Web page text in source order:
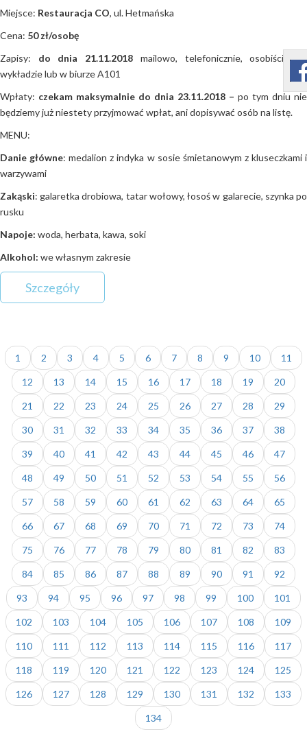
Miejsce: Restauracja CO, ul. Hetmańska
Cena: 50 zł/osobę
Zapisy: do dnia 21.11.2018 mailowo, telefonicznie, osobiście na
wykładzie lub w biurze A101
Wpłaty: czekam maksymalnie do dnia 23.11.2018 – po tym dniu nie
będziemy już niestety przyjmować wpłat, ani dopisywać osób na listę.
MENU:
Danie główne: medalion z indyka w sosie śmietanowym z kluseczkami i
warzywami
Zakąski: galaretka drobiowa, tatar wołowy, łosoś w galarecie, szynka po
rusku
Napoje: woda, herbata, kawa, soki
Alkohol: we własnym zakresie
Szczegóły
1 2 3 4 5 6 7 8 9 10 11
12 13 14 15 16 17 18 19 20
21 22 23 24 25 26 27 28 29
30 31 32 33 34 35 36 37 38
39 40 41 42 43 44 45 46 47
48 49 50 51 52 53 54 55 56
57 58 59 60 61 62 63 64 65
66 67 68 69 70 71 72 73 74
75 76 77 78 79 80 81 82 83
84 85 86 87 88 89 90 91 92
93 94 95 96 97 98 99 100 101
102 103 104 105 106 107 108 109
110 111 112 113 114 115 116 117
118 119 120 121 122 123 124 125
126 127 128 129 130 131 132 133
134